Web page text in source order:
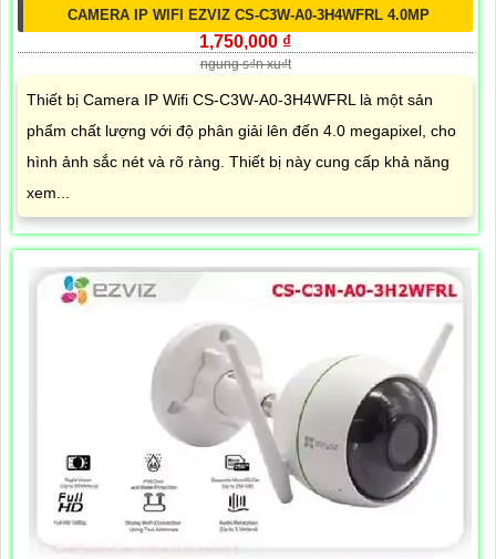
CAMERA IP WIFI EZVIZ CS-C3W-A0-3H4WFRL 4.0MP
1,750,000 ₫
ngung s₫n xu₫t
Thiết bị Camera IP Wifi CS-C3W-A0-3H4WFRL là một sản
phẩm chất lượng với độ phân giải lên đến 4.0 megapixel, cho
hình ảnh sắc nét và rõ ràng. Thiết bị này cung cấp khả năng
xem...